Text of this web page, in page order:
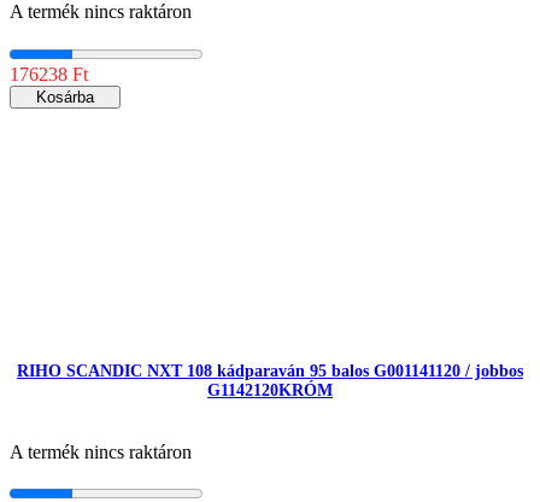
A termék nincs raktáron
176238 Ft
Kosárba
RIHO SCANDIC NXT 108 kádparaván 95 balos G001141120 / jobbos
G1142120KRÓM
A termék nincs raktáron